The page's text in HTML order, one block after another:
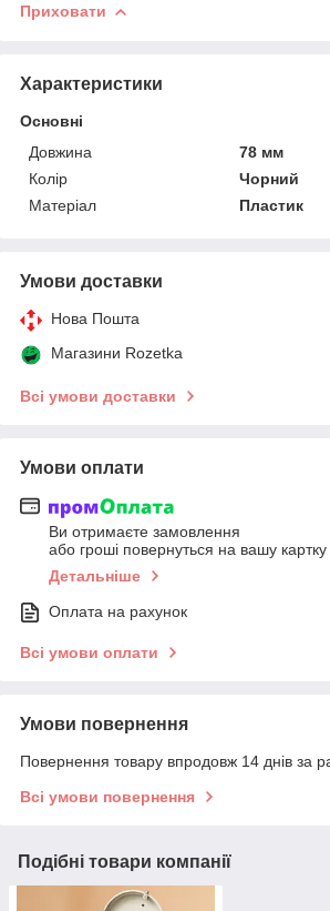
Приховати
Характеристики
Основні
Довжина
78 мм
Колір
Чорний
Матеріал
Пластик
Умови доставки
Нова Пошта
Магазини Rozetka
Всі умови доставки
Умови оплати
Ви отримаєте замовлення
або гроші повернуться на вашу картку
Детальніше
Оплата на рахунок
Всі умови оплати
Умови повернення
Повернення товару впродовж 14 днів за
Всі умови повернення
Подібні товари компанії